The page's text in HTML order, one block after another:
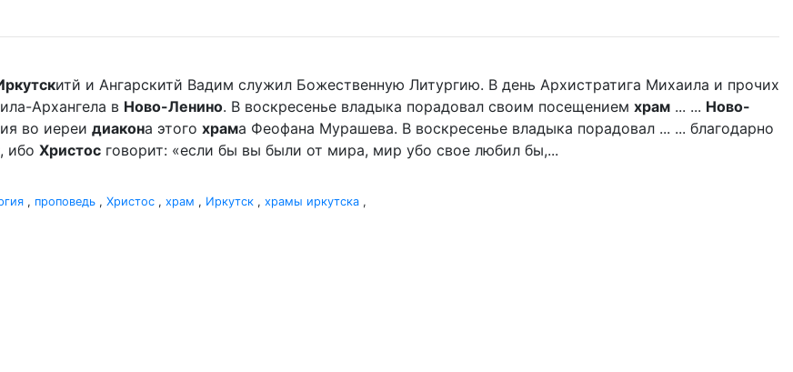
итй и Ангарскитй Вадим служил Божественную Литургию. В день Архистратига Михаила и прочих
Архангела в Ново-Ленино. В воскресенье владыка порадовал своим посещением храм ... ... Ново-
во иереи диакона этого храма Феофана Мурашева. В воскресенье владыка порадовал ... ... благодарно
ибо Христос говорит: «если бы вы были от мира, мир убо свое любил бы,...
, проповедь , Христос , храм , Иркутск , храмы иркутска ,